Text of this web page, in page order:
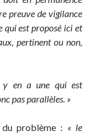
preuve de vigilance
qui est proposé ici et
pertinent ou non,
en a une qui est
pas parallèles. »
problème : « le